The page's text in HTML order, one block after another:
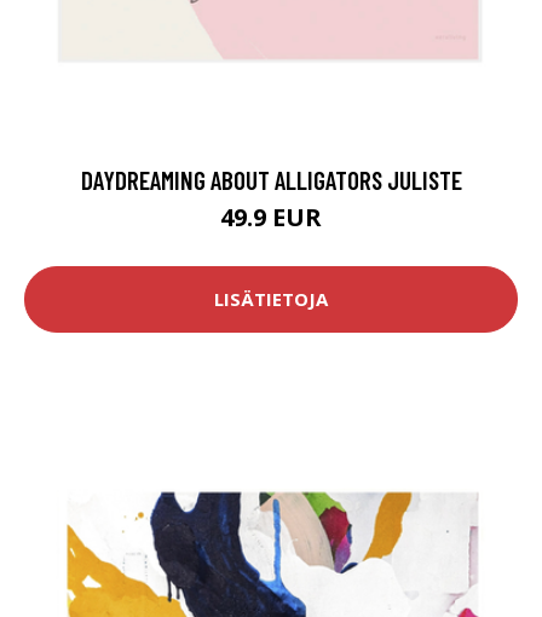
DAYDREAMING ABOUT ALLIGATORS JULISTE
49.9 EUR
LISÄTIETOJA